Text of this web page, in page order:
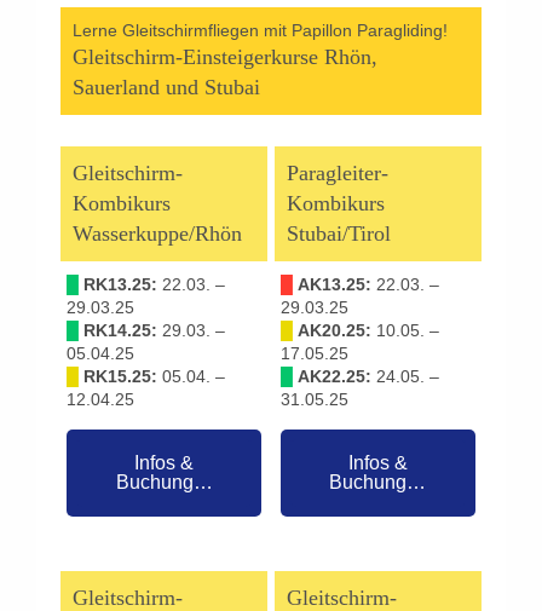
Lerne Gleitschirmfliegen mit Papillon Paragliding!
Gleitschirm-Einsteigerkurse Rhön,
Sauerland und Stubai
Gleitschirm-
Kombikurs
Wasserkuppe/Rhön
RK13.25: 22.03. –
29.03.25
RK14.25: 29.03. –
05.04.25
RK15.25: 05.04. –
12.04.25
Infos &
Buchung…
Paragleiter-
Kombikurs
Stubai/Tirol
AK13.25: 22.03. –
29.03.25
AK20.25: 10.05. –
17.05.25
AK22.25: 24.05. –
31.05.25
Infos &
Buchung…
Gleitschirm-
Gleitschirm-